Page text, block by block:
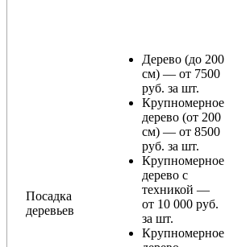
Посадка
деревьев
Дерево (до 200
см) — от 7500
руб. за шт.
Крупномерное
дерево (от 200
см) — от 8500
руб. за шт.
Крупномерное
дерево с
техникой —
от 10 000 руб.
за шт.
Крупномерное